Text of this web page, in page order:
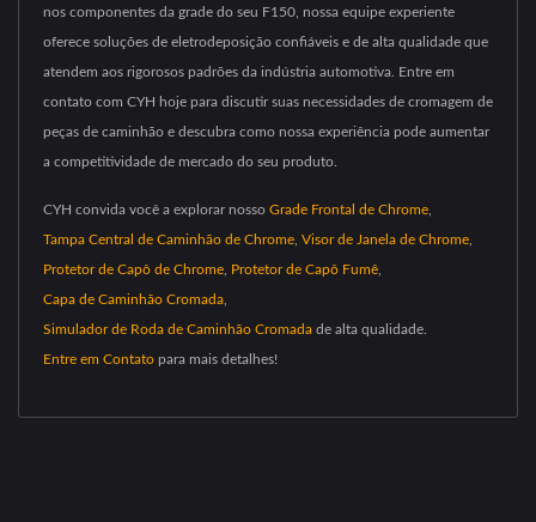
nos componentes da grade do seu F150, nossa equipe experiente
oferece soluções de eletrodeposição confiáveis e de alta qualidade que
atendem aos rigorosos padrões da indústria automotiva. Entre em
contato com CYH hoje para discutir suas necessidades de cromagem de
peças de caminhão e descubra como nossa experiência pode aumentar
a competitividade de mercado do seu produto.
CYH convida você a explorar nosso Grade Frontal de Chrome
Tampa Central de Caminhão de Chrome Visor de Janela de Chrome
Protetor de Capô de Chrome Protetor de Capô Fumê
Capa de Caminhão Cromada
Simulador de Roda de Caminhão Cromada de alta qualidade.
Entre em Contato para mais detalhes!